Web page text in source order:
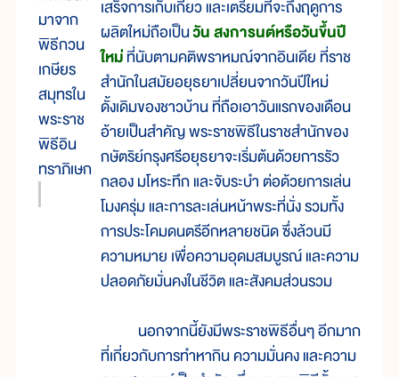
มาจาก
พิธีกวน
เกษียร
สมุทรใน
พระราช
พิธีอิน
ทราภิเษก
เสร็จการเก็บเกี่ยว และเตรียมที่จะถึงฤดูการ
ผลิตใหม่ถือเป็นวัน สงการนต์หรือวันขึ้นปี
ใหม่ที่นับตามคติพราหมณ์จากอินเดีย ที่ราช
สำนักในสมัยอยุธยาเปลี่ยนจากวันปีใหม่
ดั้งเดิมของชาวบ้าน ที่ถือเอาวันแรกของเดือน
อ้ายเป็นสำคัญ พระราชพิธีในราชสำนักของ
กษัตริย์กรุงศรีอยุธยาจะเริ่มต้นด้วยการรัว
กลอง มโหระทึก และจับระบำ ต่อด้วยการเล่น
โมงครุ่ม และการละเล่นหน้าพระที่นั่ง รวมทั้ง
การประโคมดนตรีอีกหลายชนิด ซึ่งล้วนมี
ความหมาย เพื่อความอุดมสมบูรณ์ และความ
ปลอดภัยมั่นคงในชีวิต และสังคมส่วนรวม
นอกจากนี้ยังมีพระราชพิธีอื่นๆ อีกมาก
ที่เกี่ยวกับการทำหากิน ความมั่นคง และความ